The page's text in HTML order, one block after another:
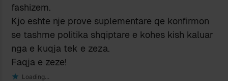
fashizem.
Kjo eshte nje prove suplementare qe konfirmon
se tashme politika shqiptare e kohes kish kaluar
nga e kuqja tek e zeza.
Faqja e zeze!
Loading...